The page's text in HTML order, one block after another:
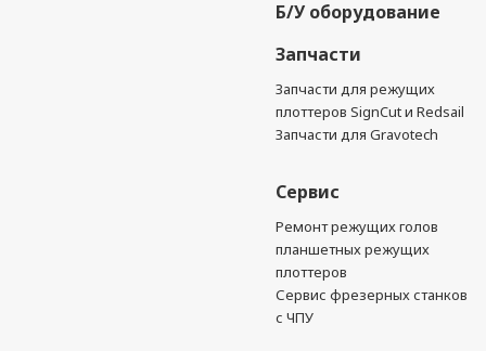
Б/У оборудование
Запчасти
Запчасти для режущих
плоттеров SignCut и Redsail
Запчасти для Gravotech
Сервис
Ремонт режущих голов
планшетных режущих
плоттеров
Сервис фрезерных станков
с ЧПУ